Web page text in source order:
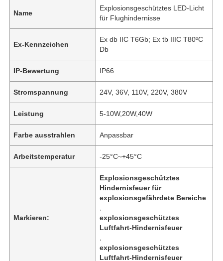
Name
Explosionsgeschütztes LED-Licht
für Flughindernisse
Ex-Kennzeichen
Ex db IIC T6Gb; Ex tb IIIC T80ºC
Db
IP-Bewertung IP66
Stromspannung 24V, 36V, 110V, 220V, 380V
Leistung 5-10W,20W,40W
Farbe ausstrahlen Anpassbar
Arbeitstemperatur -25°C~+45°C
Markieren:
Explosionsgeschütztes
Hindernisfeuer für
explosionsgefährdete Bereiche
explosionsgeschütztes
Luftfahrt-Hindernisfeuer
explosionsgeschütztes
Luftfahrt-Hindernisfeuer